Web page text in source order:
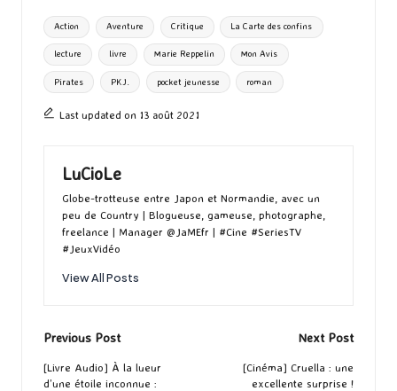
o
o
k
d
o
n
l ky bl
r
ta
g
er
Tags:
Action Aventure Critique La Carte des confins
lecture livre Marie Reppelin Mon Avis
Pirates PKJ. pocket jeunesse roman
Last updated on 13 août 2021
LuCioLe
Globe-trotteuse entre Japon et Normandie, avec un
peu de Country | Blogueuse, gameuse, photographe,
freelance | Manager @JaMEfr | #Cine #SeriesTV
#JeuxVidéo
View All Posts
Post
navigation
Previous Post
[Livre Audio] À la lueur
d’une étoile inconnue :
Next Post
[Cinéma] Cruella : une
excellente surprise !